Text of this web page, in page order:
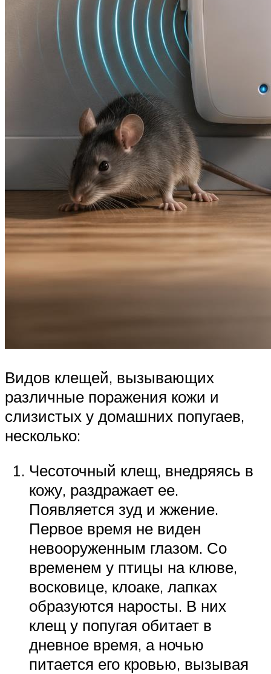
Видов клещей, вызывающих
различные поражения кожи и
слизистых у домашних попугаев,
несколько:
Чесоточный клещ, внедряясь в
кожу, раздражает ее.
Появляется зуд и жжение.
Первое время не виден
невооруженным глазом. Со
временем у птицы на клюве,
восковице, клоаке, лапках
образуются наросты. В них
клещ у попугая обитает в
дневное время, а ночью
питается его кровью, вызывая